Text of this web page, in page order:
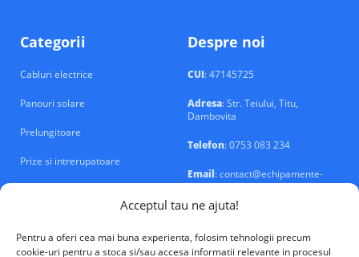
Acceptul tau ne ajuta!
Pentru a oferi cea mai buna experienta, folosim tehnologii precum
cookie-uri pentru a stoca si/sau accesa informatii relevante in procesul
Categorii
Cabluri electrice
Panouri solare
Prelungitoare
Prize si intrerupatoare
Despre noi
CUI: 47145725
Adresa: Str. Teiului, Titu,
Dambovita
Telefon: 0753 083 234
Email: contact@echipamente-
electrice.ro